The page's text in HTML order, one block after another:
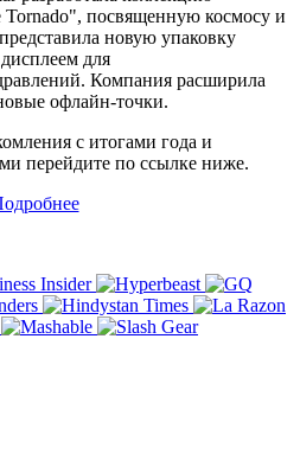
Tornado", посвященную космосу и
новую упаковку
для
Компания расширила
офлайн-точки.
с итогами года и
перейдите по ссылке ниже.